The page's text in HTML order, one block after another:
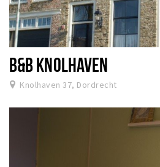
B&B KNOLHAVEN
Knolhaven 37, Dordrecht